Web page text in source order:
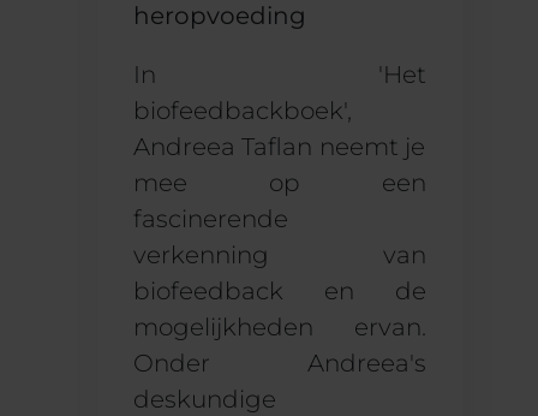
heropvoeding
In 'Het
biofeedbackboek',
Andreea Taflan neemt je
mee op een
fascinerende
verkenning van
biofeedback en de
mogelijkheden ervan.
Onder Andreea's
deskundige